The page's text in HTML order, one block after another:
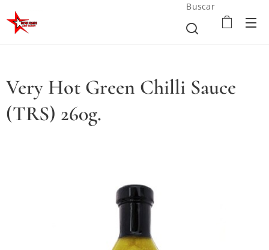
Buscar
Very Hot Green Chilli Sauce
(TRS) 260g.